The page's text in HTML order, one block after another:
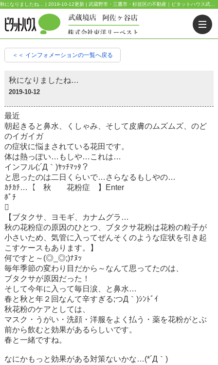
＜＜ インフォメーションの一覧へ戻る
秋になりましたね…
2019-10-12
最近
朝起きると鼻水、くしゃみ、そして皮膚のムズムズ、のど
のイガイガ
の症状に悩まされている花田です。
体は熱っぽい…もしや…これは…
インフル(;´Д｀)ﾔｯﾁﾏｯﾀ？
と思ったのは二日くらいで…さらなるもしやの…
ｶﾁｶﾁ…【 秋 花粉症 】Enter
ﾎﾟﾁ

【ブタクサ、ヨモギ、カナムグラ…
秋の花粉症の原因のひとつ、ブタクサ花粉は花粉の粒子が
小さいため、気管に入ってぜんそくのような症状を引き起
こすケースもあります。】
何ですと～(◎_◎;)ﾅﾇｯ
毎年季節の変わり目だから～なんて思ってたのは、
ブタクサが原因だった！
そして今年に入って毎日涙、と鼻水…
春と秋と年２回なんて辛すぎる;つД｀)ｼﾝﾄﾞｲ
秋花粉のケアとしては、
マスク・うがい・洗顔・洋服をよく払う・薬を花粉がとぶ
前から飲むと効果があるらしいです。
春と一緒ですね。
なにかもっと効果がある対策ないかな…(*´Д｀)